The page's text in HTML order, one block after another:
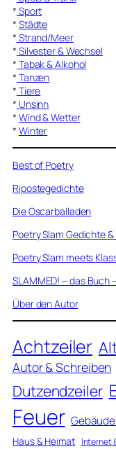
* Sport
* Städte
* Strand/Meer
* Silvester & Wechsel
* Tabak & Alkohol
* Tanzen
* Tiere
* Unsinn
* Wind & Wetter
* Winter
Best of Poetry
Ripostegedichte
Die Oscarballaden
Poetry Slam Gedichte &
Poetry Slam meets
SLAMMED! – das Buch
Über den Autor
Achtzeiler
Autor & Schreiben
Dutzendzeiler
Feuer
Haus & Heimat Internet